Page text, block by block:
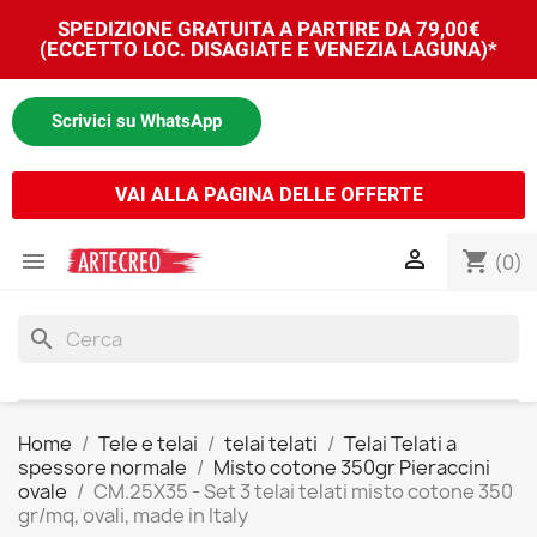
SPEDIZIONE GRATUITA A PARTIRE DA 79,00€
(ECCETTO LOC. DISAGIATE E VENEZIA LAGUNA)*
Scrivici su WhatsApp
VAI ALLA PAGINA DELLE OFFERTE
 shopping_cart (0)

search
Home Tele e telai telai telati
Telai Telati a
spessore normale
Misto cotone 350gr Pieraccini
ovale
CM.25X35 - Set 3 telai telati misto cotone 350
gr/mq, ovali, made in Italy